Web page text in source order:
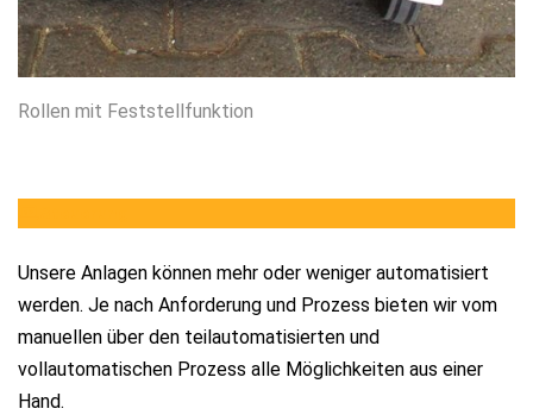
Rollen mit Feststellfunktion
Unsere Anlagen können mehr oder weniger automatisiert
werden. Je nach Anforderung und Prozess bieten wir vom
manuellen über den teilautomatisierten und
vollautomatischen Prozess alle Möglichkeiten aus einer
Hand.